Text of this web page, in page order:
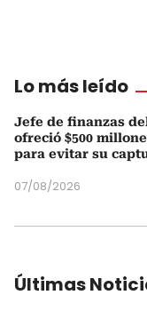
Lo más leído
Jefe de finanzas
ofreció $500
para evitar su
07/08/2026
Últimas